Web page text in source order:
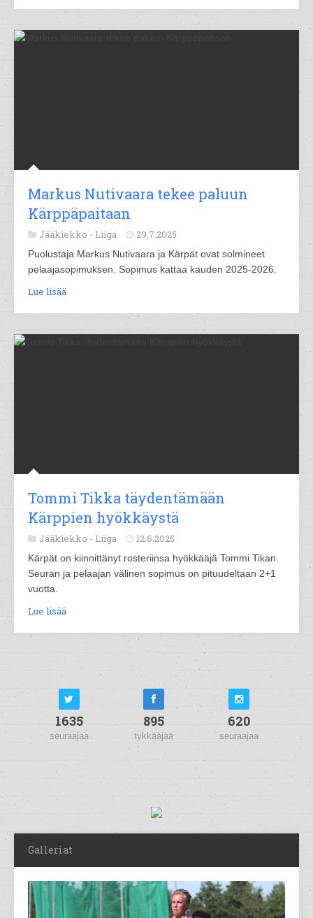
Markus Nutivaara tekee paluun
Kärppäpaitaan
Jääkiekko - Liiga 29.7.2025
Puolustaja Markus Nutivaara ja Kärpät ovat solmineet
pelaajasopimuksen. Sopimus kattaa kauden 2025-2026.
Lue lisää
Tommi Tikka täydentämään
Kärppien hyökkäystä
Jääkiekko - Liiga 12.6.2025
Kärpät on kiinnittänyt rosteriinsa hyökkääjä Tommi Tikan.
Seuran ja pelaajan välinen sopimus on pituudeltaan 2+1
vuotta.
Lue lisää
1635
seuraajaa
895
tykkääjää
620
seuraajaa
Galleriat